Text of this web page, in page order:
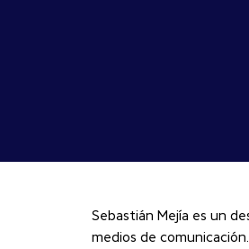
Sebastián Mejía es un
medios de